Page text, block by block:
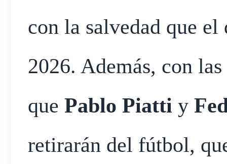
con la salvedad que
2026. Además, con
que Pablo Piatti y
retirarán del fútbol,